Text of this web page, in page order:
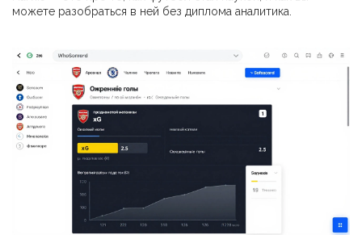
можете разобраться в ней без диплома аналитика.